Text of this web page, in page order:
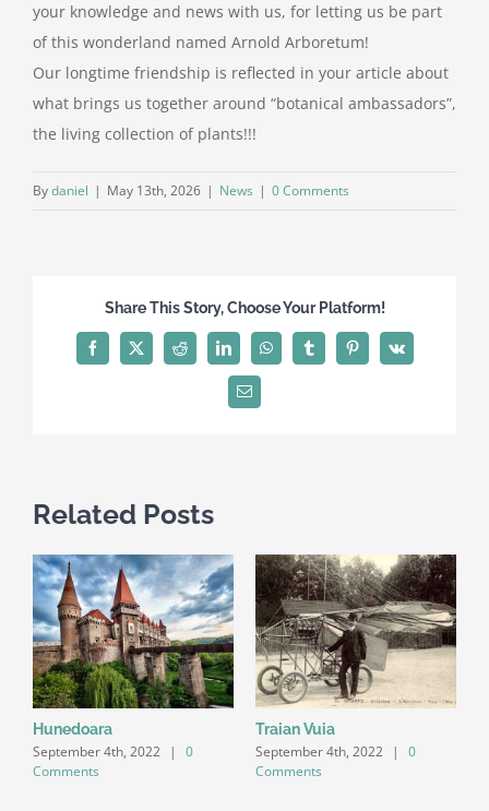
your knowledge and news with us, for letting us be part
of this wonderland named Arnold Arboretum!
Our longtime friendship is reflected in your article about
what brings us together around “botanical ambassadors”,
the living collection of plants!!!
Bydaniel | May 13th, 2026 | News | 0 Comments
Share This Story, Choose Your Platform!
Facebook
X Reddit LinkedInWhatsAppTumblrPinterest
Vk
Email
Related Posts
Hunedoara
September 4th, 2022 |
0
Comments
Traian Vuia
September 4th, 2022 |
0
Comments